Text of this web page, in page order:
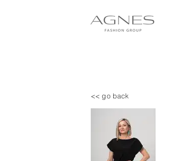
<< go back